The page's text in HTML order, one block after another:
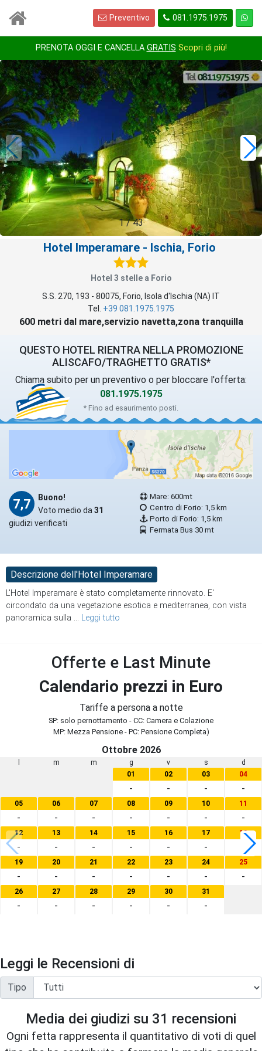
Preventivo 081.1975.1975
PRENOTA OGGI E CANCELLA GRATIS Scopri di più!
1/43
Hotel Imperamare - Ischia, Forio
Hotel 3 stelle a Forio
S.S. 270, 193 - 80075, Forio, Isola d'Ischia (NA) IT
Tel. +39 081.1975.1975
600 metri dal mare,servizio navetta,zona tranquilla
QUESTO HOTEL RIENTRA NELLA PROMOZIONE
ALISCAFO/TRAGHETTO GRATIS*
Chiama subito per un preventivo o per bloccare l'offerta:
081.1975.1975
* Fino ad esaurimento posti.
7,7
Buono!
Voto medio da 31
giudizi verificati
Mare: 600mt
Centro di Forio: 1,5 km
Porto di Forio: 1,5 km
Fermata Bus 30 mt
Descrizione dell'Hotel Imperamare
L'Hotel Imperamare è stato completamente rinnovato. E'
circondato da una vegetazione esotica e mediterranea, con vista
panoramica sulla ... Leggi tutto
Offerte e Last Minute
Calendario prezzi in Euro
Tariffe a persona a notte
SP: solo pernottamento - CC: Camera e Colazione
MP: Mezza Pensione - PC: Pensione Completa)
Ottobre 2026
m m g v s
d
01
-
02
-
03
-
04
-
05
-
06
-
07
-
08
-
09
-
10
-
11
-
12
-
13
-
14
-
15
-
16
-
17
-
18
19
-
20
-
21
-
22
-
23
-
24
-
25
-
26
-
27
-
28
-
29
-
30
-
31
-
Leggi le Recensioni di
Tipo
Media dei giudizi su 31 recensioni
Ogni fetta rappresenta il quantitativo di voti di quel